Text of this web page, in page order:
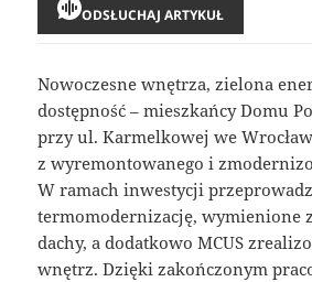
ODSŁUCHAJ ARTYKUŁ
Nowoczesne wnętrza, zielona
dostępność – mieszkańcy Domu
przy ul. Karmelkowej we
z wyremontowanego i
W ramach inwestycji
termomodernizację, wymienione
dachy, a dodatkowo MCUS
wnętrz. Dzięki zakończonym